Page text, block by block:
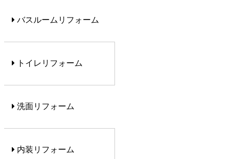
バスルームリフォーム
トイレリフォーム
洗面リフォーム
内装リフォーム